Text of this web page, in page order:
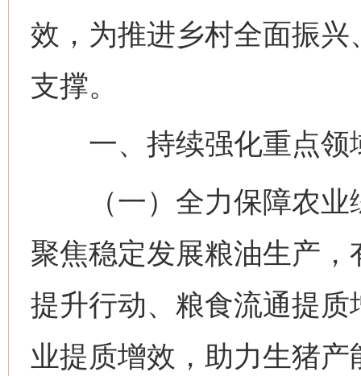
效，为推进乡村全面振
支撑。
一、持续强化重点领
（一）全力保障农业
聚焦稳定发展粮油生产
提升行动、粮食流通提质
业提质增效，助力生猪